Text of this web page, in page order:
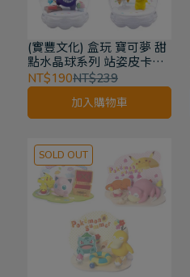
(實豐文化) 盒玩 寶可夢 甜
點水晶球系列 站姿皮卡丘
波加曼 耿鬼
NT$190NT$239
加入購物車
SOLD OUT